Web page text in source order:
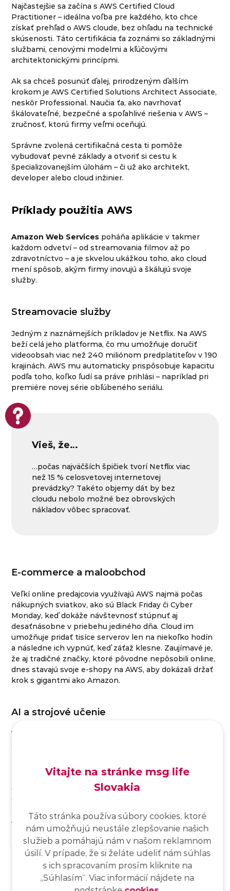
Najčastejšie sa začína s AWS Certified Cloud
Practitioner – ideálna voľba pre každého, kto chce
získať prehľad o AWS cloude, bez ohľadu na technické
skúsenosti. Táto certifikácia ťa zoznámi so základnými
službami, cenovými modelmi a kľúčovými
architektonickými princípmi.
Ak sa chceš posunúť ďalej, prirodzeným ďalším
krokom je AWS Certified Solutions Architect Associate,
neskôr Professional. Naučia ťa, ako navrhovať
škálovateľné, bezpečné a spoľahlivé riešenia v AWS –
zručnosť, ktorú firmy veľmi oceňujú.
Správne zvolená certifikačná cesta ti pomôže
vybudovať pevné základy a otvoriť si cestu k
špecializovanejším úlohám – či už ako architekt,
developer alebo cloud inžinier.
Príklady použitia AWS
Amazon Web Services poháňa aplikácie v takmer
každom odvetví – od streamovania filmov až po
zdravotníctvo – a je skvelou ukážkou toho, ako cloud
mení spôsob, akým firmy inovujú a škálujú svoje
služby.
Streamovacie služby
Jedným z naznámejších príkladov je Netflix. Na AWS
beží celá jeho platforma, čo mu umožňuje doručiť
videoobsah viac než 240 miliónom predplatiteľov v 190
krajinách. AWS mu automaticky prispôsobuje kapacitu
podľa toho, koľko ľudí sa práve prihlási – napríklad pri
premiére novej série obľúbeného seriálu.
Vieš, že…
…počas najväčších špičiek tvorí Netflix viac
než 15 % celosvetovej internetovej
prevádzky? Takéto objemy dát by bez
cloudu nebolo možné bez obrovských
nákladov vôbec spracovať.
E-commerce a maloobchod
Veľkí online predajcovia využívajú AWS najmä počas
nákupných sviatkov, ako sú Black Friday či Cyber
Monday, keď dokáže návštevnosť stúpnuť aj
desaťnásobne v priebehu jediného dňa. Cloud im
umožňuje pridať tisíce serverov len na niekoľko hodín
a následne ich vypnúť, keď záťaž klesne. Zaujímavé je,
že aj tradičné značky, ktoré pôvodne nepôsobili online,
dnes stavajú svoje e-shopy na AWS, aby dokázali držať
krok s gigantmi ako Amazon.
AI a strojové učenie
Vzostup umelej inteligencie by bol bez cloudu pomalší
a drahší. AWS služby ako SageMaker umožňujú
potrebné vlastné datacentrum alebo špecializovaný
tím. Môžeš si napríklad postaviť odporúčací systém
ako má Netflix, prediktívne modely na odhad predaja
alebo chatbotov pre zákaznícku podporu – a to všetko
AWS na analýzu satelitných snímok a výskum
klimatických zmien, pričom spracováva petabajty dát
rýchlejšie, než by to zvládla vlastná infraštruktúra.
Herný priemysel
Vitajte na stránke msg life
Slovakia
Táto stránka používa súbory cookies, ktoré
nám umožňujú neustále zlepšovanie našich
služieb a pomáhajú nám v našom reklamnom
úsilí. V prípade, že si želáte udeliť nám súhlas
s ich spracovaním prosím kliknite na
,,Súhlasím“. Viac informácií nájdete na